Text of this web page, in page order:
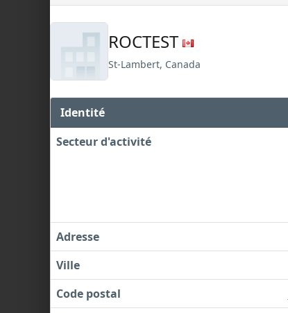
ROCTEST
St-Lambert, Canada
Identité
Secteur d'activité
Adresse
Ville
Code postal